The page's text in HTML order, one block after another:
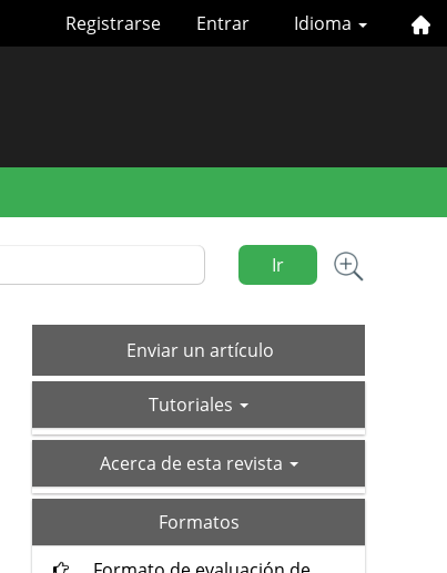
Idioma
Registrarse Entrar
Ir
Enviar
un
Enviar un artículo
Tutoriales
acerca-Acerca de esta revista
Formatos